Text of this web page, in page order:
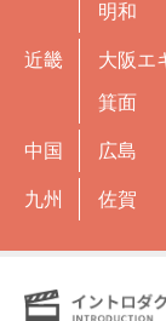
明和
近畿 大阪エ
箕面
中国 広島
九州 佐賀